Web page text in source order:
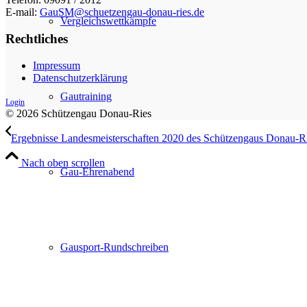
Vergleichswettkämpfe
Gautraining
Gau-Ehrenabend
Gausport-Rundschreiben
E-mail: GauSM@schuetzengau-donau-ries.de
Rechtliches
Impressum
Datenschutzerklärung
Login
© 2026 Schützengau Donau-Ries
Ergebnisse Landesmeisterschaften 2020 des Schützengaus Donau-
Nach oben scrollen